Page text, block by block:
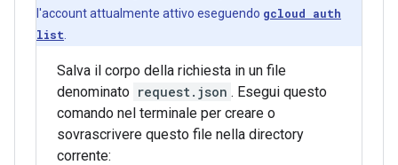
l'account attualmente attivo eseguendo gcloud auth
list
Salva il corpo della richiesta in un file
denominato request.json . Esegui questo
comando nel terminale per creare o
sovrascrivere questo file nella directory
corrente: